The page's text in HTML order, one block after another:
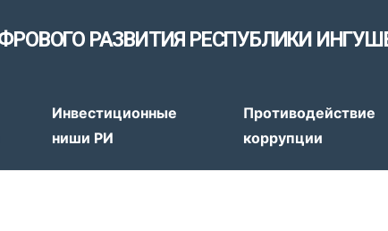
РАЗВИТИЯ РЕСПУБЛИКИ
Инвестиционные
ниши РИ
Противодействие
коррупции